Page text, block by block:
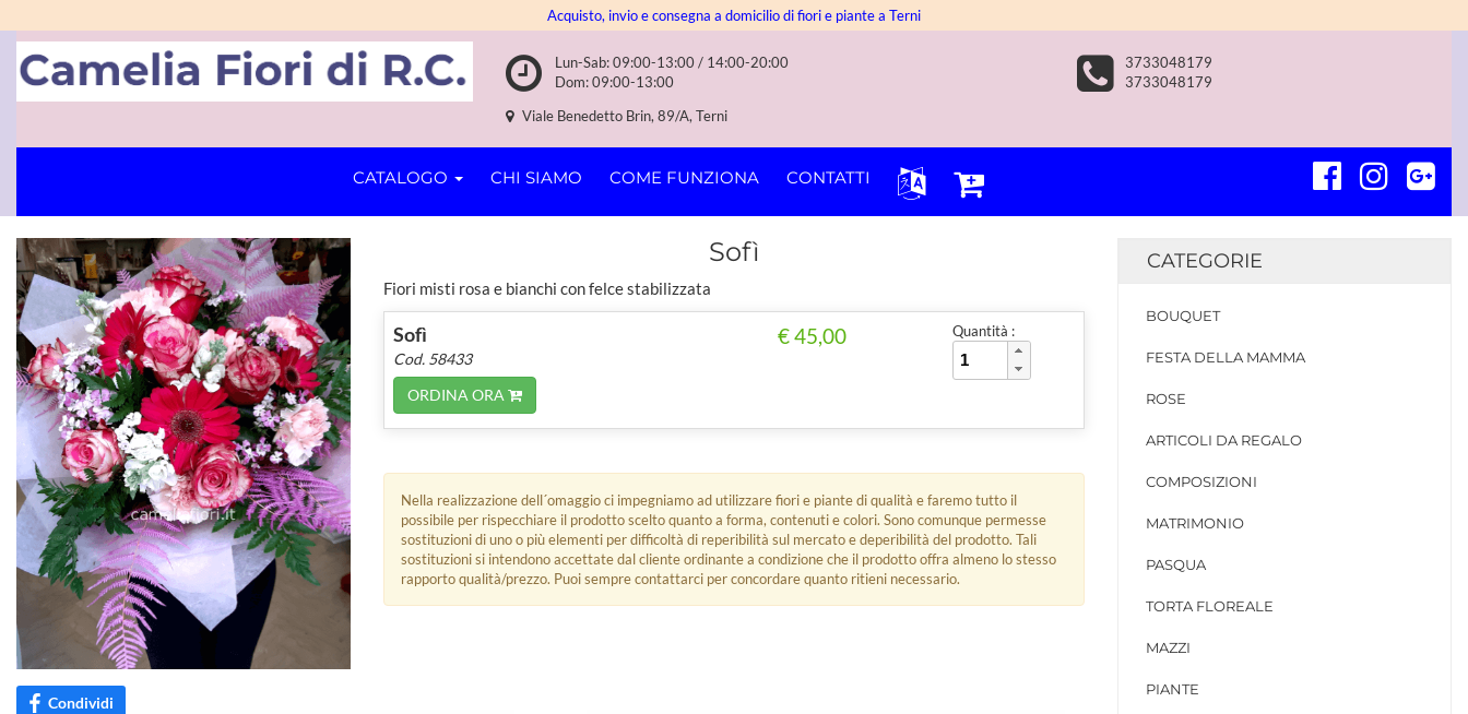
Acquisto, invio e consegna a domicilio di fiori e piante a Terni
Lun-Sab: 09:00-13:00 / 14:00-20:00
Dom: 09:00-13:00
3733048179
3733048179
Viale Benedetto Brin, 89/A, Terni
CATALOGO CHI SIAMO COME FUNZIONA CONTATTI
Condividi
Sofì
Fiori misti rosa e bianchi con felce stabilizzata
Sofì
Cod. 58433
ORDINA ORA
€ 45,00 Quantità :
Nella realizzazione dell´omaggio ci impegniamo ad utilizzare fiori e piante di qualità e faremo tutto il
possibile per rispecchiare il prodotto scelto quanto a forma, contenuti e colori. Sono comunque permesse
sostituzioni di uno o più elementi per difficoltà di reperibilità sul mercato e deperibilità del prodotto. Tali
sostituzioni si intendono accettate dal cliente ordinante a condizione che il prodotto offra almeno lo stesso
rapporto qualità/prezzo. Puoi sempre contattarci per concordare quanto ritieni necessario.
CATEGORIE
BOUQUET
FESTA DELLA MAMMA
ROSE
ARTICOLI DA REGALO
COMPOSIZIONI
MATRIMONIO
PASQUA
TORTA FLOREALE
MAZZI
PIANTE